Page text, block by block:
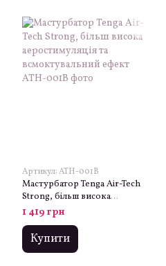
Артикул: ATH-001B
Мастурбатор Tenga Air-Tech
Strong, більш висока
аеростимуляція та
всмоктувальний ефект
1 419 грн
Купити